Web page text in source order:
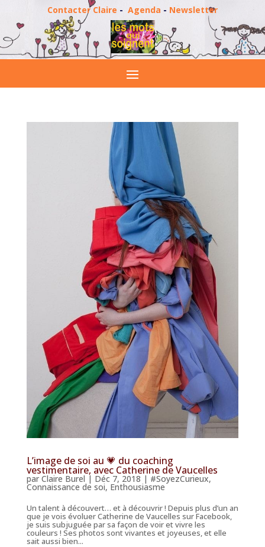
Contacter Claire - Agenda - Newsletter
L’image de soi au 💗 du coaching
vestimentaire, avec Catherine de Vaucelles
par Claire Burel | Déc 7, 2018 | #SoyezCurieux,
Connaissance de soi, Enthousiasme
Un talent à découvert… et à découvrir ! Depuis plus d’un an
que je vois évoluer Catherine de Vaucelles sur Facebook,
je suis subjuguée par sa façon de voir et vivre les
couleurs ! Ses photos sont vivantes et joyeuses, et elle
sait aussi bien...